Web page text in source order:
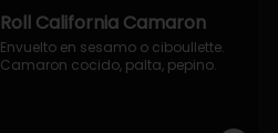
Roll California Camaron
Envuelto en sesamo o ciboullette.
Camaron cocido, palta, pepino.